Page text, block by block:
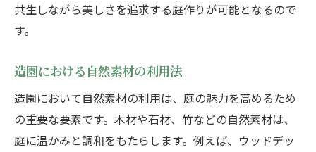
共生しながら美しさを追求する庭作りが可能となるので
す。
造園における自然素材の利用法
造園において自然素材の利用は、庭の魅力を高めるため
の重要な要素です。木材や石材、竹などの自然素材は、
庭に温かみと調和をもたらします。例えば、ウッドデッ